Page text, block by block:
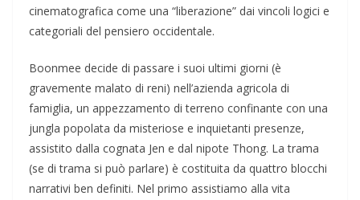
cinematografica come una “liberazione” dai vincoli logici e
categoriali del pensiero occidentale.
Boonmee decide di passare i suoi ultimi giorni (è
gravemente malato di reni) nell’azienda agricola di
famiglia, un appezzamento di terreno confinante con una
jungla popolata da misteriose e inquietanti presenze,
assistito dalla cognata Jen e dal nipote Thong. La trama
(se di trama si può parlare) è costituita da quattro blocchi
narrativi ben definiti. Nel primo assistiamo alla vita